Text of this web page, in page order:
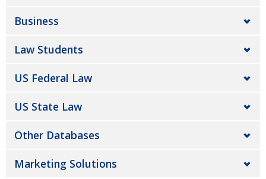
Business
Law Students
US Federal Law
US State Law
Other Databases
Marketing Solutions